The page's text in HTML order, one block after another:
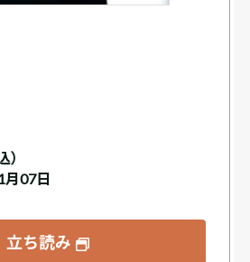
月07日
立ち読み